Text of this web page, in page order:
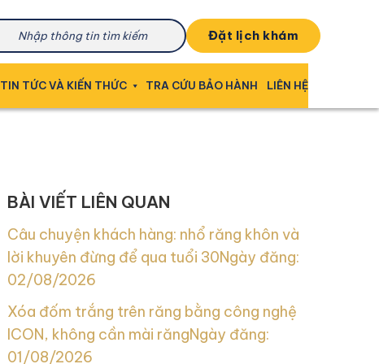
đặt lịch khám
TIN TỨC VÀ KIẾN THỨC TRA CỨU BẢO HÀNH LIÊN HỆ
BÀI VIẾT LIÊN QUAN
Câu chuyện khách hàng: nhổ răng khôn và
lời khuyên đừng để qua tuổi 30Ngày đăng:
02/08/2026
Xóa đốm trắng trên răng bằng công nghệ
ICON, không cần mài răngNgày đăng:
01/08/2026